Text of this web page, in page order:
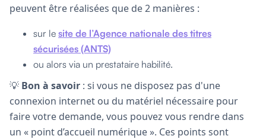
peuvent être réalisées que de 2 manières :
sur le site de l’Agence nationale des titres
sécurisées (ANTS)
ou alors via un prestataire habilité.
💡 Bon à savoir : si vous ne disposez pas d'une
connexion internet ou du matériel nécessaire pour
faire votre demande, vous pouvez vous rendre dans
un « point d’accueil numérique ». Ces points sont